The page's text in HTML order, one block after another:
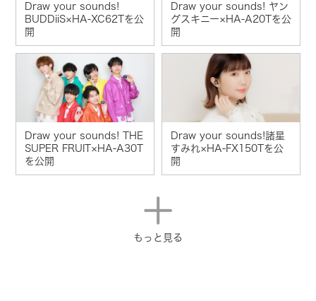
Draw your sounds!
BUDDiiS×HA-XC62Tを公
開
Draw your sounds! ヤン
グスキニー×HA-A20Tを公
開
Draw your sounds! THE
SUPER FRUIT×HA-A30T
を公開
Draw your sounds!諸星
すみれ×HA-FX150Tを公
開
もっと見る